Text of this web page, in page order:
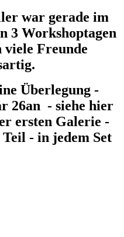
war gerade im
3 Workshoptagen
viele Freunde
Überlegung -
26an - siehe hier
ersten Galerie -
- in jedem Set